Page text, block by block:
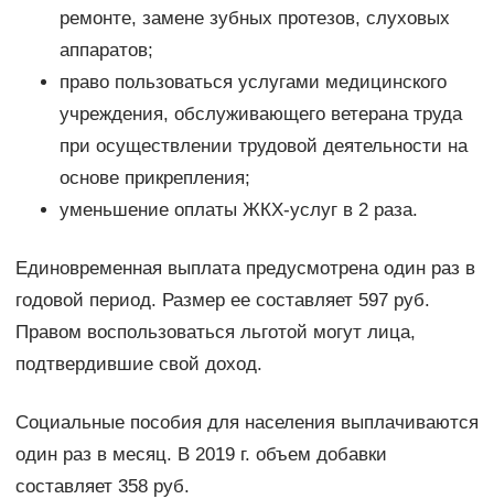
ремонте, замене зубных протезов, слуховых
аппаратов;
право пользоваться услугами медицинского
учреждения, обслуживающего ветерана труда
при осуществлении трудовой деятельности на
основе прикрепления;
уменьшение оплаты ЖКХ-услуг в 2 раза.
Единовременная выплата предусмотрена один раз в
годовой период. Размер ее составляет 597 руб.
Правом воспользоваться льготой могут лица,
подтвердившие свой доход.
Социальные пособия для населения выплачиваются
один раз в месяц. В 2019 г. объем добавки
составляет 358 руб.